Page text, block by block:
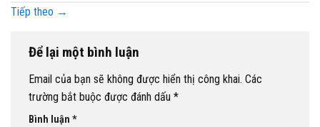
Tiếp theo →
Để lại một bình luận
Email của bạn sẽ không được hiển thị công khai. Các
trường bắt buộc được đánh dấu *
Bình luận *